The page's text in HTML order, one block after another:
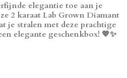
elegantie toe aan je
2 karaat Lab Grown Diamant
je stralen met deze prachtige
elegante geschenkbox! 💖✨